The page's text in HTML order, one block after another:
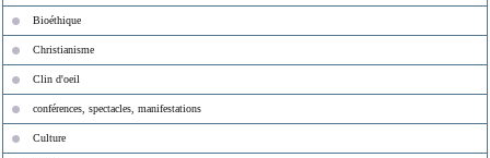
Bioéthique
Christianisme
Clin d'oeil
conférences, spectacles, manifestations
Culture